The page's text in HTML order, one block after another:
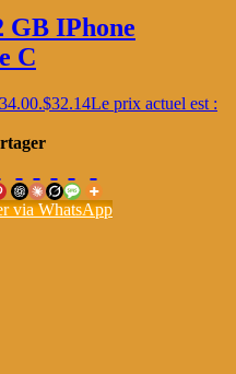
GB IPhone
C
$32.14Le prix actuel est :
via WhatsApp